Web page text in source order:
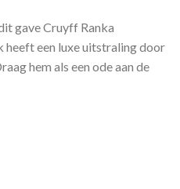
gave Cruyff Ranka
een luxe uitstraling door
hem als een ode aan de